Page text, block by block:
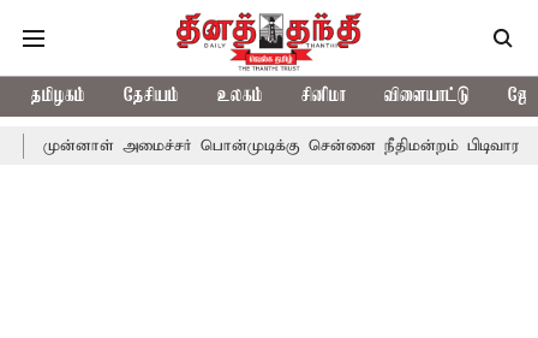
தமிழகம் தேசியம் உலகம் சினிமா விளையாட்டு
அமைச்சர் பொன்முடிக்கு சென்னை நீதிமன்றம் பிடிவாராண்ட்